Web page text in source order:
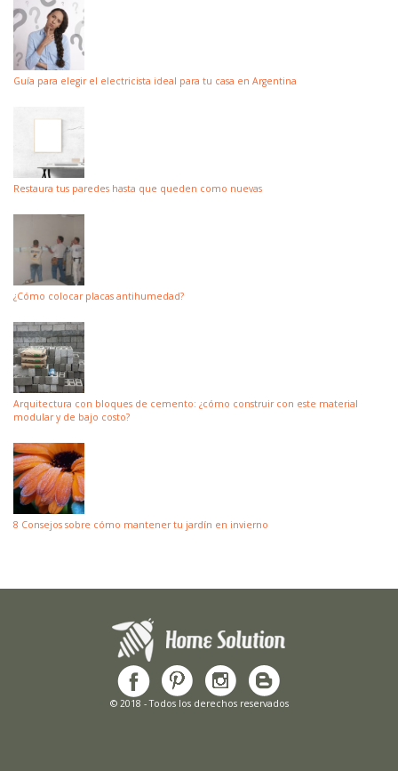
Guía para elegir el electricista ideal para tu casa en Argentina
Restaura tus paredes hasta que queden como nuevas
¿Cómo colocar placas antihumedad?
Arquitectura con bloques de cemento: ¿cómo construir con este material
modular y de bajo costo?
8 Consejos sobre cómo mantener tu jardín en invierno
© 2018 - Todos los derechos reservados